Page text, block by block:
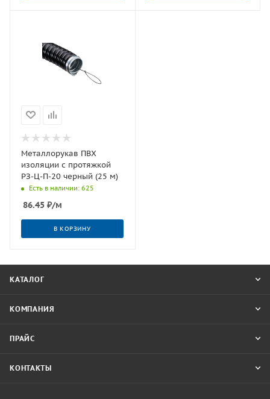
Металлорукав ПВХ
изоляции с протяжкой
РЗ-Ц-П-20 черный (25 м)
Есть в наличии: 625
86.45 ₽/м
В КОРЗИНУ
КАТАЛОГ
КОМПАНИЯ
ПРАЙС
КОНТАКТЫ